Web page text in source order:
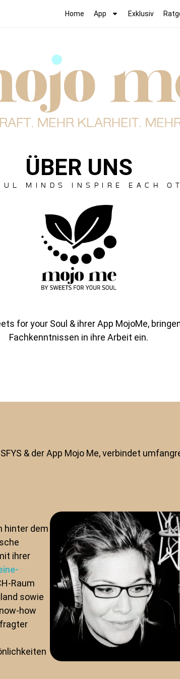
Home App Exklusiv
ÜBER UNS
MINDS INSPIRE EACH
for your Soul & ihrer App MojoMe,
Fachkenntnissen in ihre Arbeit ein.
& der App Mojo Me, verbindet
hinter dem
ihrer
Raum
sowie
how